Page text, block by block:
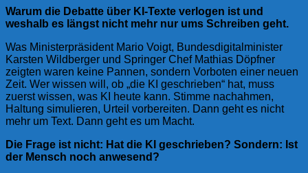
Warum die Debatte über KI-Texte verlogen ist und
weshalb es längst nicht mehr nur ums Schreiben geht.
Was Ministerpräsident Mario Voigt, Bundesdigitalminister
Karsten Wildberger und Springer Chef Mathias Döpfner
zeigten waren keine Pannen, sondern Vorboten einer neuen
Zeit. Wer wissen will, ob „die KI geschrieben“ hat, muss
zuerst wissen, was KI heute kann. Stimme nachahmen,
Haltung simulieren, Urteil vorbereiten. Dann geht es nicht
mehr um Text. Dann geht es um Macht.
Die Frage ist nicht: Hat die KI geschrieben? Sondern: Ist
der Mensch noch anwesend?